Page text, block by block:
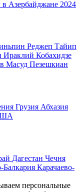
Азербайджане 2024
Реджеп Тайип
Ираклий Кобахидзе
Масуд Пезешкиан
Грузия Абхазия
Дагестан Чечня
Балкария Карачаево-
персональные